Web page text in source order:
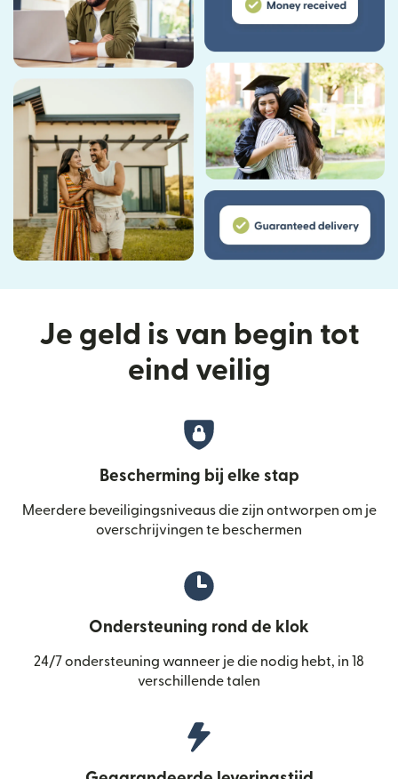
Je geld is van begin tot
eind veilig
Bescherming bij elke stap
Meerdere beveiligingsniveaus die zijn ontworpen om je
overschrijvingen te beschermen
Ondersteuning rond de klok
24/7 ondersteuning wanneer je die nodig hebt, in 18
verschillende talen